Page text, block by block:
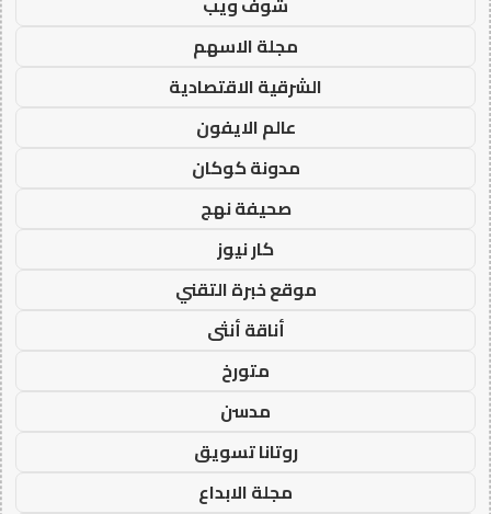
مجلة الاسهم
الشرقية الاقتصادية
عالم الايفون
مدونة كوكان
صحيفة نهج
كار نيوز
موقع خبرة التقني
أناقة أنثى
متورخ
مدسن
روتانا تسويق
مجلة الابداع